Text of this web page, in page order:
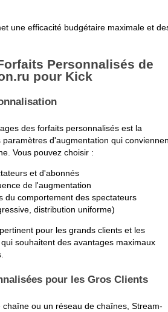
une efficacité budgétaire maximale et
Personnalisés de
pour Kick
des forfaits personnalisés est la
paramètres d'augmentation qui
Vous pouvez choisir :
et d'abonnés
de l'augmentation
du comportement des spectateurs
distribution uniforme)
pour les grands clients et les
souhaitent des avantages maximaux
pour les Gros Clients
ou un réseau de chaînes, Stream-